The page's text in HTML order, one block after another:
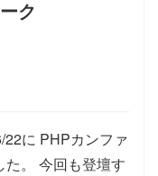
に PHPカンファ
。 今回も登壇す